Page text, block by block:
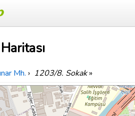
Mh. › 1203/8. Sokak»